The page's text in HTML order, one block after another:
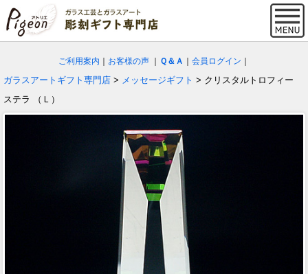
ご利用案内 お客様の声 Ｑ＆Ａ 会員ログイン
ガラスアートギフト専門店 > メッセージギフト > クリスタルトロフィー
ステラ （Ｌ）